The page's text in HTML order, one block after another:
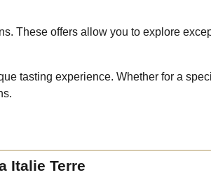
These offers allow you to explore
tasting experience. Whether for a
Italie Terre